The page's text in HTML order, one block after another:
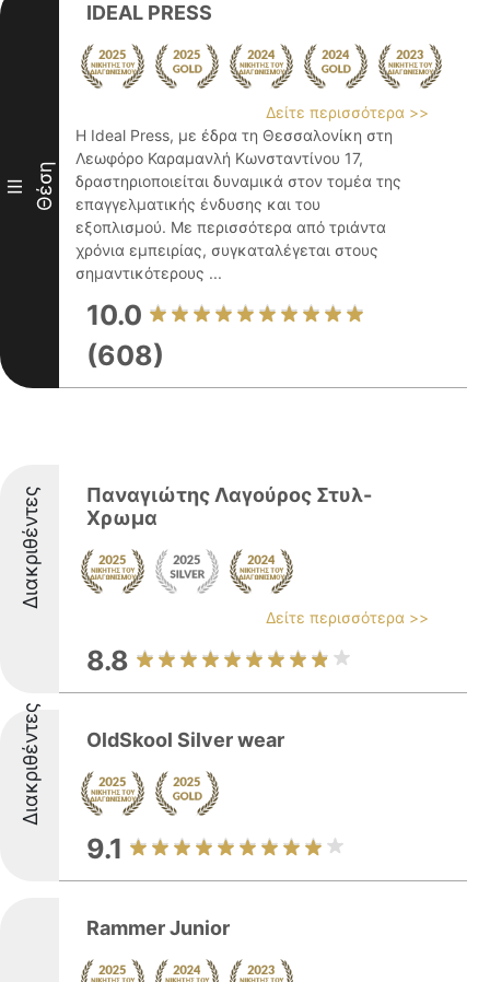
III Θέση
IDEAL PRESS
Δείτε περισσότερα >>
Η Ideal Press, με έδρα τη Θεσσαλονίκη στη
Λεωφόρο Καραμανλή Κωνσταντίνου 17,
δραστηριοποιείται δυναμικά στον τομέα της
επαγγελματικής ένδυσης και του
εξοπλισμού. Με περισσότερα από τριάντα
χρόνια εμπειρίας, συγκαταλέγεται στους
σημαντικότερους ...
10.0
(608)
Διακριθέντες
Παναγιώτης Λαγούρος Στυλ-
Χρωμα
Δείτε περισσότερα >>
8.8
Διακριθέντες OldSkool Silver wear
9.1
Rammer Junior